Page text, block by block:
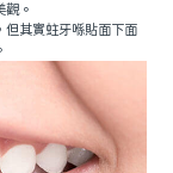
觀。
其實蛀牙喺貼面下面